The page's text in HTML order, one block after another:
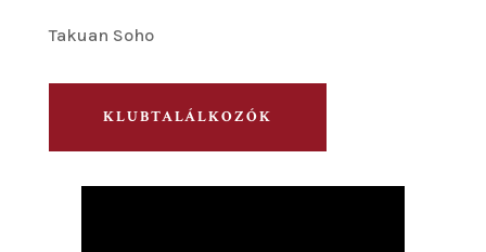
Takuan Soho
KLUBTALÁLKOZÓK